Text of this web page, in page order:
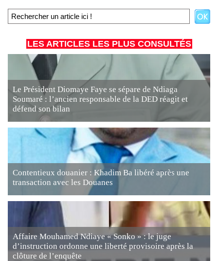
LES ARTICLES LES PLUS CONSULTÉS
Le Président Diomaye Faye se sépare de Ndiaga
Soumaré : l’ancien responsable de la DED réagit et
défend son bilan
Contentieux douanier : Khadim Ba libéré après une
transaction avec les Douanes
Affaire Mouhamed Ndiaye « Sonko » : le juge
d’instruction ordonne une liberté provisoire après la
clôture de l’enquête